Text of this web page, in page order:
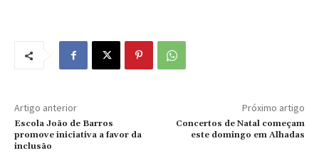
Artigo anterior
Escola João de Barros
promove iniciativa a favor da
inclusão
Próximo artigo
Concertos de Natal começam
este domingo em Alhadas